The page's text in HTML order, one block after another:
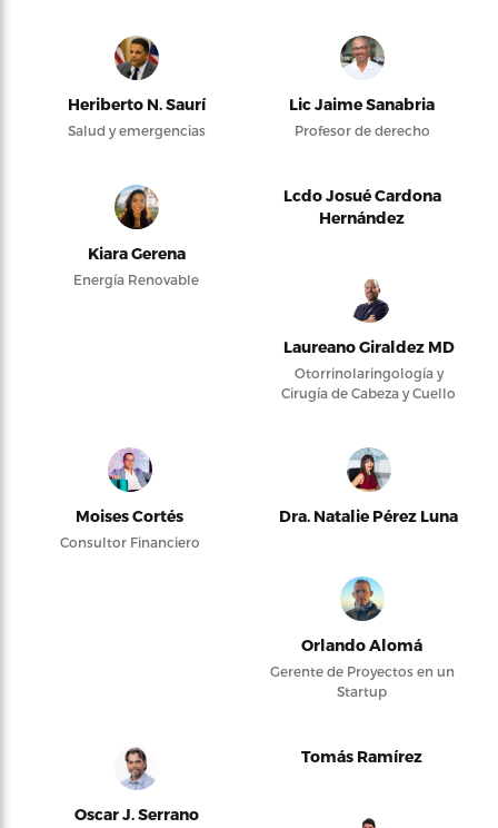
Heriberto N. Saurí
Salud y emergencias
Lic Jaime Sanabria
Profesor de derecho
Kiara Gerena
Energía Renovable
Lcdo Josué Cardona
Hernández
Laureano Giraldez MD
Otorrinolaringología y
Cirugía de Cabeza y Cuello
Moises Cortés
Consultor Financiero
Dra. Natalie Pérez Luna
Orlando Alomá
Gerente de Proyectos en un
Startup
Oscar J. Serrano
Tomás Ramírez